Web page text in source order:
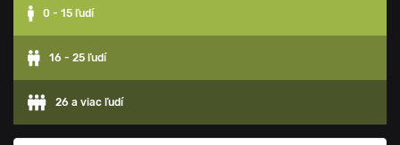
0 - 15 ľudí
16 - 25 ľudí
26 a viac ľudí